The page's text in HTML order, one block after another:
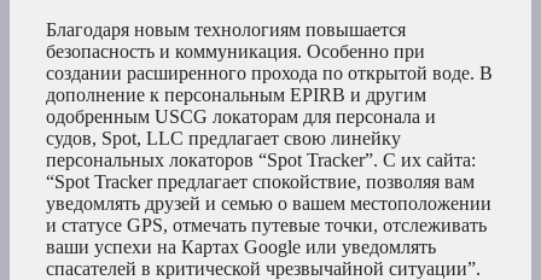
Благодаря новым технологиям повышается
безопасность и коммуникация. Особенно при
создании расширенного прохода по открытой воде. В
дополнение к персональным EPIRB и другим
одобренным USCG локаторам для персонала и
судов, Spot, LLC предлагает свою линейку
персональных локаторов “Spot Tracker”. С их сайта:
“Spot Tracker предлагает спокойствие, позволяя вам
уведомлять друзей и семью о вашем местоположении
и статусе GPS, отмечать путевые точки, отслеживать
ваши успехи на Картах Google или уведомлять
спасателей в критической чрезвычайной ситуации”.